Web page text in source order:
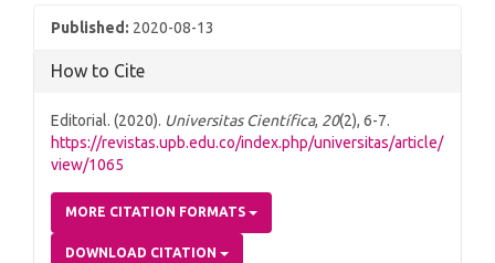
Published: 2020-08-13
How to Cite
Editorial. (2020). Universitas Científica, 20(2), 6-7.
https://revistas.upb.edu.co/index.php/universitas/article/
view/1065
MORE CITATION FORMATS
DOWNLOAD CITATION